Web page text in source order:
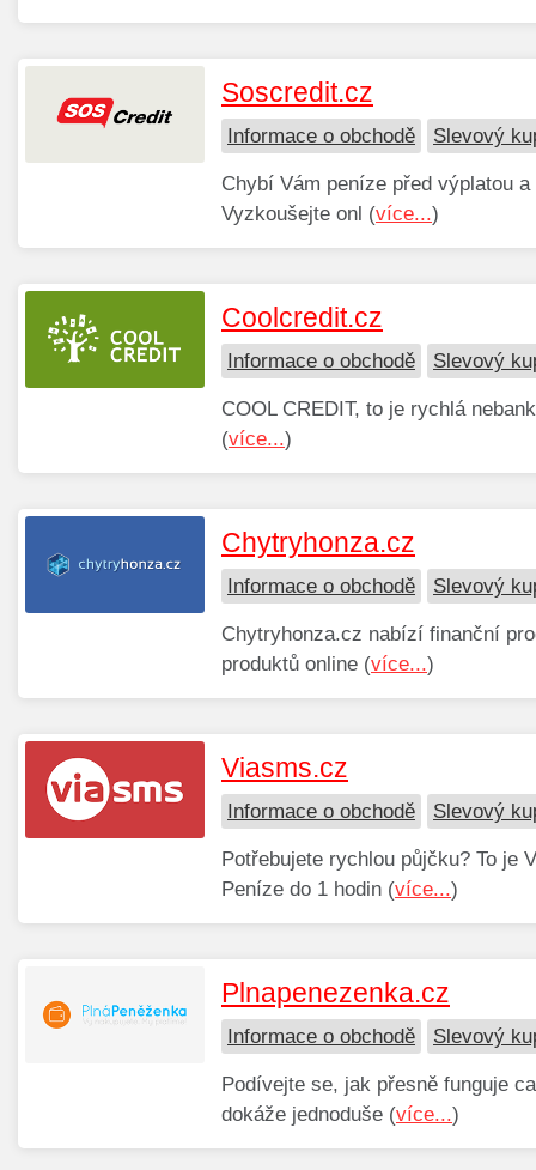
Soscredit.cz
Informace o obchodě Slevový
Chybí Vám peníze před výplatou
Vyzkoušejte onl (více...)
Coolcredit.cz
Informace o obchodě Slevový
COOL CREDIT, to je rychlá
(více...)
Chytryhonza.cz
Informace o obchodě Slevový
Chytryhonza.cz nabízí finanční
produktů online (více...)
Viasms.cz
Informace o obchodě Slevový
Potřebujete rychlou půjčku? To je
Peníze do 1 hodin (více...)
Plnapenezenka.cz
Informace o obchodě Slevový
Podívejte se, jak přesně funguje
dokáže jednoduše (více...)